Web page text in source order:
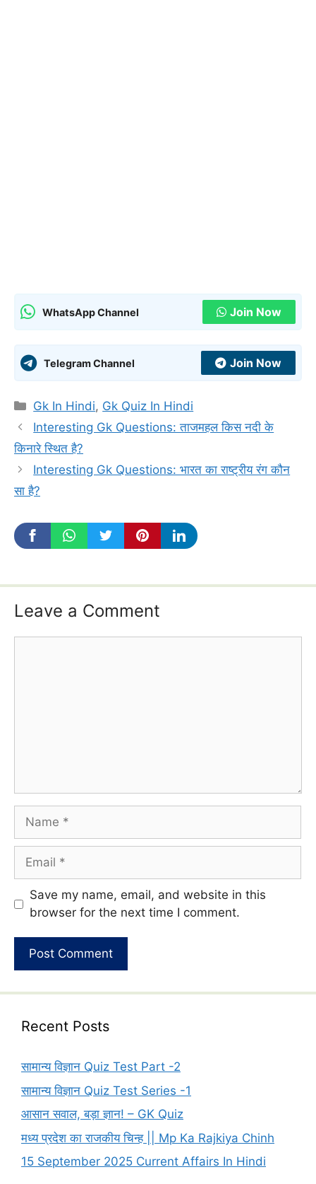
WhatsApp Channel Join Now
Telegram Channel Join Now
Categories
Gk In Hindi, Gk Quiz In Hindi
Interesting Gk Questions: ताजमहल किस नदी के
किनारे स्थित है?
Interesting Gk Questions: भारत का राष्ट्रीय रंग कौन
सा है?
Leave a Comment
Name
Email
Website
Save my name, email, and website in this
browser for the next time I comment.
Recent Posts
सामान्य विज्ञान Quiz Test Part -2
सामान्य विज्ञान Quiz Test Series -1
आसान सवाल, बड़ा ज्ञान! – GK Quiz
मध्य प्रदेश का राजकीय चिन्ह || Mp Ka Rajkiya Chinh
15 September 2025 Current Affairs In Hindi